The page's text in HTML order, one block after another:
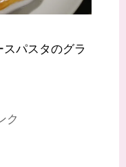
スパスタのグラ
ク